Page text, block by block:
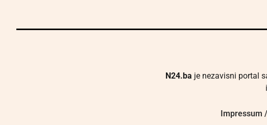
N24.ba je nezavisni portal
Impressum